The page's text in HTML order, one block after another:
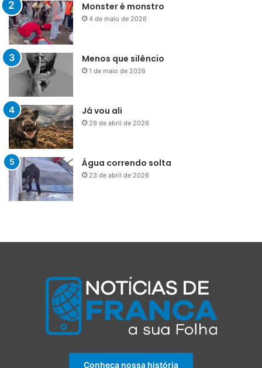
Monster é monstro
4 de maio de 2026
Menos que silêncio
1 de maio de 2026
Já vou ali
29 de abril de 2026
Água correndo solta
23 de abril de 2026
Conheça nossa história